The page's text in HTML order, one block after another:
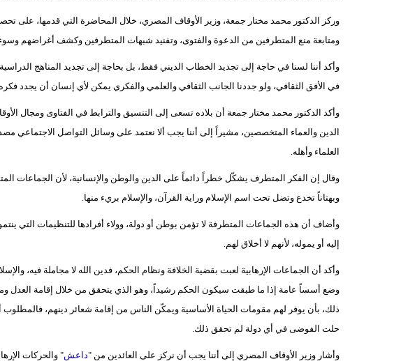
وركز الدكتور محمد مختار جمعة، وزير الأوقاف المصري، خلال المحاضرة التي قدمها، على
ومتابعة منع المتطرفين من الدعوة والفتوى، وتفنيد شبهات المتطرفين وكشف أغراضهم وسوء
وأكد أننا لسنا في حاجة إلى تجديد الخطاب الديني فقط، بل بحاجة إلى تجديد المناهج
في الأفق الثقافي، ولو جددنا الجانب الثقافي والعلمي والفكري يمكن لأي إنسان أن يجدد
وأكد الدكتور محمد مختار جمعة أن بلاده تسعى إلى التنسيق والترابط في الفتاوى ومجال
الدين والعماء المتخصصين، مشيراً إلى أننا يجب ألا نعتمد على وسائل التواصل الاجتماعي
العلماء وأهله.
وقال إن الفكر المتطرف يشكّل خطراً دائماً على الدين والوطن والإنسانية، لأن الجماعات
وبهتاناً تخدع وتضل تحت اسم الإسلام وراية القرآن، والإسلام بريء منها.
وأضاف أن هذه الجماعات المتطرفة لا تؤمن بوطن أو دولة، وولاء أفرادها للتنظيمات التي
إليه أو يموله، لأنهم لا أخلاق لهم.
وأكد أن الجماعات الإرهابية لعبت بقضية الخلافة ونظام الحكم، فدين الله لا مجاملة فيه،
وضع أسساً عامة إذا ما طبقت سيكون الحكم رشيداً، وهو الذي يتحقق من خلال إقامة العدل
ذلك، بأن يوفر لهم مقومات الحياة الأساسية ويمكّن الناس من إقامة شعائر دينهم،
حلت الفوضى في أي دولة لم تحقق ذلك.
وأشار وزير الأوقاف المصري إلى أننا يجب أن نركز على العائدين من "داعش" والحركات